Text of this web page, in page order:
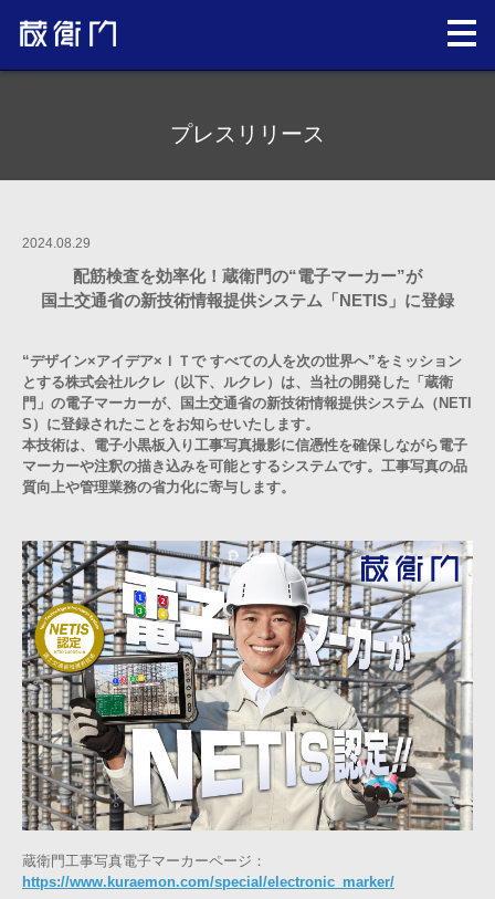
プレスリリース
2024.08.29
配筋検査を効率化！蔵衛門の“電子マーカー”が
国土交通省の新技術情報提供システム「NETIS」に登録
“デザイン×アイデア×ＩＴで すべての人を次の世界へ”をミッション
とする株式会社ルクレ（以下、ルクレ）は、当社の開発した「蔵衛
門」の電子マーカーが、国土交通省の新技術情報提供システム（NETI
S）に登録されたことをお知らせいたします。
本技術は、電子小黒板入り工事写真撮影に信憑性を確保しながら電子
マーカーや注釈の描き込みを可能とするシステムです。工事写真の品
質向上や管理業務の省力化に寄与します。
蔵衛門工事写真電子マーカーページ：
https://www.kuraemon.com/special/electronic_marker/